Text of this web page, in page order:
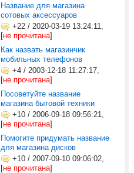
Название для магазина
сотовых аксессуаров
+22 / 2020-03-19 13:24:11,
[не прочитана]
Как назвать магазинчик
мобильных телефонов
+4 / 2003-12-18 11:27:17,
[не прочитана]
Посоветуйте название
магазина бытовой техники
+10 / 2006-09-18 09:56:21,
[не прочитана]
Помогите придумать название
для магазина дисков
+10 / 2007-09-10 09:06:02,
[не прочитана]